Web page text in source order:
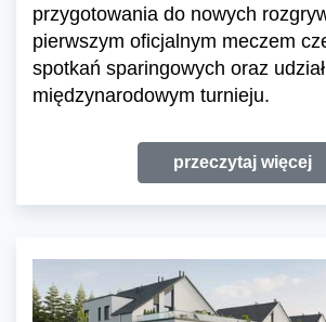
przygotowania do nowych
pierwszym oficjalnym meczem
spotkań sparingowych oraz
międzynarodowym turnieju.
przeczytaj więcej